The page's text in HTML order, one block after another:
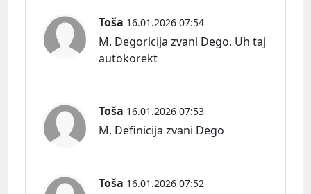
Toša 16.01.2026 07:54
M. Degoricija zvani Dego. Uh taj
autokorekt
Toša 16.01.2026 07:53
M. Definicija zvani Dego
Toša 16.01.2026 07:52